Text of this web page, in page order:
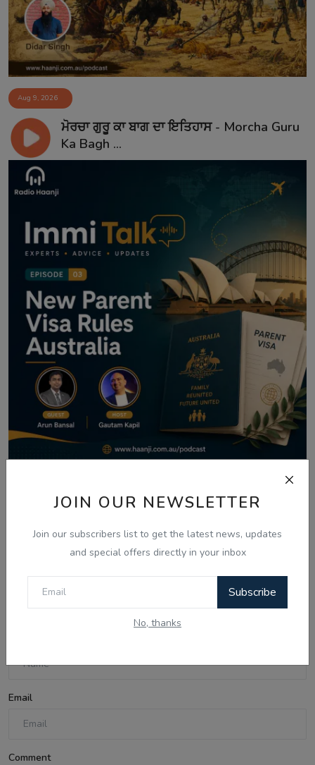
JOIN OUR NEWSLETTER
Join our subscribers list to get the latest news, updates
and special offers directly in your inbox
Subscribe
No, thanks
Aug 9, 2026
ਮੋਰਚਾ ਗੁਰੂ ਕਾ ਬਾਗ ਦਾ ਇਤਿਹਾਸ - Morcha Guru
Ka Bagh ...
Australia Visa Delays 2026: What's
Comments
Email
Comment